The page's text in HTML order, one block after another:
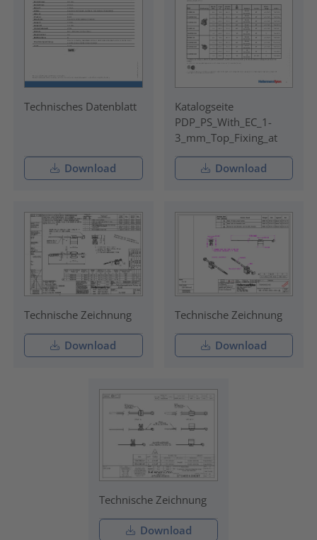
Technisches Datenblatt
Download
Katalogseite
PDP_PS_With_EC_1-
3_mm_Top_Fixing_at
Download
Technische Zeichnung
Download
Technische Zeichnung
Download
Technische Zeichnung
Download